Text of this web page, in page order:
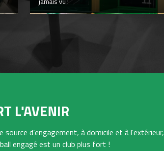
L'AVENIR
source d'engagement, à domicile et à l'extérieur,
engagé est un club plus fort !